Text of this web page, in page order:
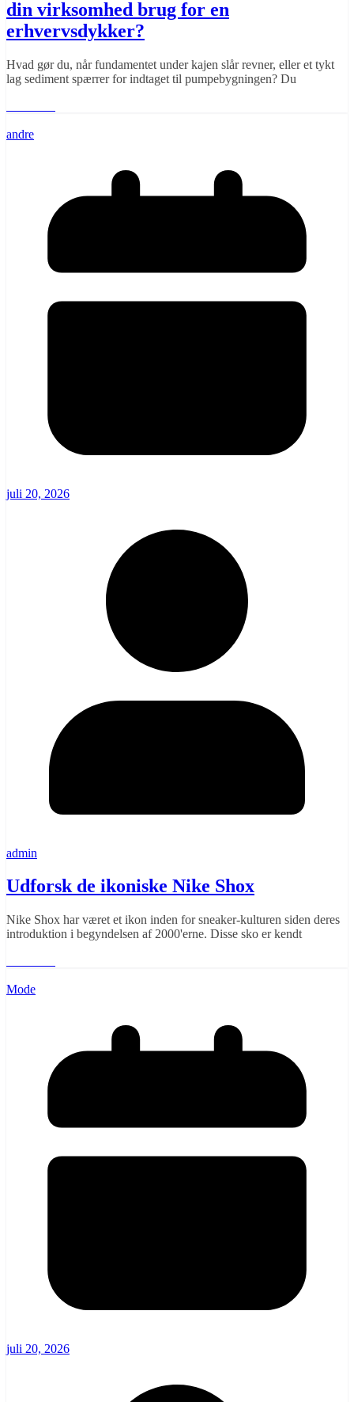
din virksomhed brug for en
erhvervsdykker?
Hvad gør du, når fundamentet under kajen slår revner, eller et tykt
lag sediment spærrer for indtaget til pumpebygningen? Du
andre
juli 20, 2026
admin
Udforsk de ikoniske Nike Shox
Nike Shox har været et ikon inden for sneaker-kulturen siden deres
introduktion i begyndelsen af 2000'erne. Disse sko er kendt
Mode
juli 20, 2026